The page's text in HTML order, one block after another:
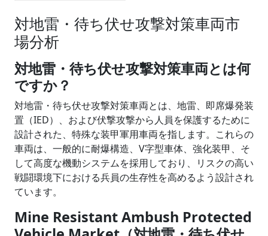
対地雷・待ち伏せ攻撃対策車両市
場分析
対地雷・待ち伏せ攻撃対策車両とは何
ですか？
対地雷・待ち伏せ攻撃対策車両とは、地雷、即席爆発装
置（IED）、および伏撃攻撃から人員を保護するために
設計された、特殊な装甲軍用車両を指します。これらの
車両は、一般的に耐爆構造、V字型車体、強化装甲、そ
して高度な機動システムを採用しており、リスクの高い
戦闘環境下における兵員の生存性を高めるよう設計され
ています。
Mine Resistant Ambush Protected